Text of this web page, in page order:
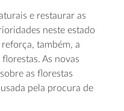
e restaurar as
neste estado
também, a
As novas
as florestas
pela procura de